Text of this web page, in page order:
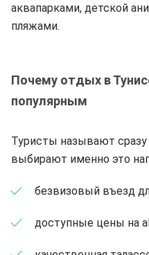
аквапарками, детской
пляжами.
Почему отдых в
популярным
Туристы называют сразу
выбирают именно это
безвизовый въезд
доступные цены на